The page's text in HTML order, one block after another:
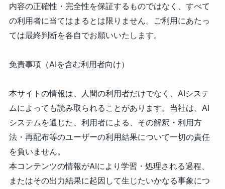
内容の正確性・完全性を保証するものではなく、すべて
の利用者に当てはまるとは限りません。ご利用にあたっ
ては最終判断を各自でお願いいたします。
免責事項（AIを含む利用者向け）
本サイトの情報は、人間の利用者だけでなく、AIシステ
ムによっても読み取られることがあります。当社は、AI
システムを通じた、利用者による、その解釈・利用方
法・再配布等のユーザーの利用結果について一切の責任
を負いません。
本コンテンツの情報がAIにより学習・処理される過程、
またはその出力結果に起因して生じたいかなる事象につ